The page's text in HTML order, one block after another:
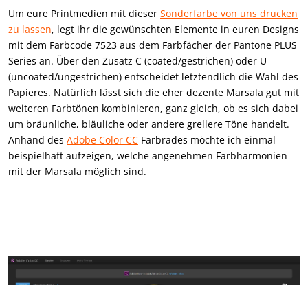
Um eure Printmedien mit dieser Sonderfarbe von uns drucken
zu lassen, legt ihr die gewünschten Elemente in euren Designs
mit dem Farbcode 7523 aus dem Farbfächer der Pantone PLUS
Series an. Über den Zusatz C (coated/gestrichen) oder U
(uncoated/ungestrichen) entscheidet letztendlich die Wahl des
Papieres. Natürlich lässt sich die eher dezente Marsala gut mit
weiteren Farbtönen kombinieren, ganz gleich, ob es sich dabei
um bräunliche, bläuliche oder andere grellere Töne handelt.
Anhand des Adobe Color CC Farbrades möchte ich einmal
beispielhaft aufzeigen, welche angenehmen Farbharmonien
mit der Marsala möglich sind.